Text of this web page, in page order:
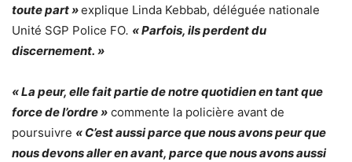
toute part »explique Linda Kebbab, déléguée nationale
Unité SGP Police FO. « Parfois, ils perdent du
discernement. »
« La peur, elle fait partie de notre quotidien en tant que
force de l’ordre » commente la policière avant de
poursuivre « C’est aussi parce que nous avons peur que
nous devons aller en avant, parce que nous avons aussi